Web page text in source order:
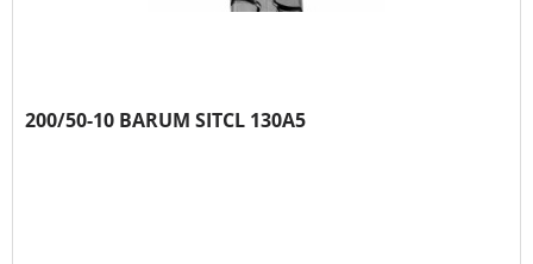
200/50-10 BARUM SITCL 130A5